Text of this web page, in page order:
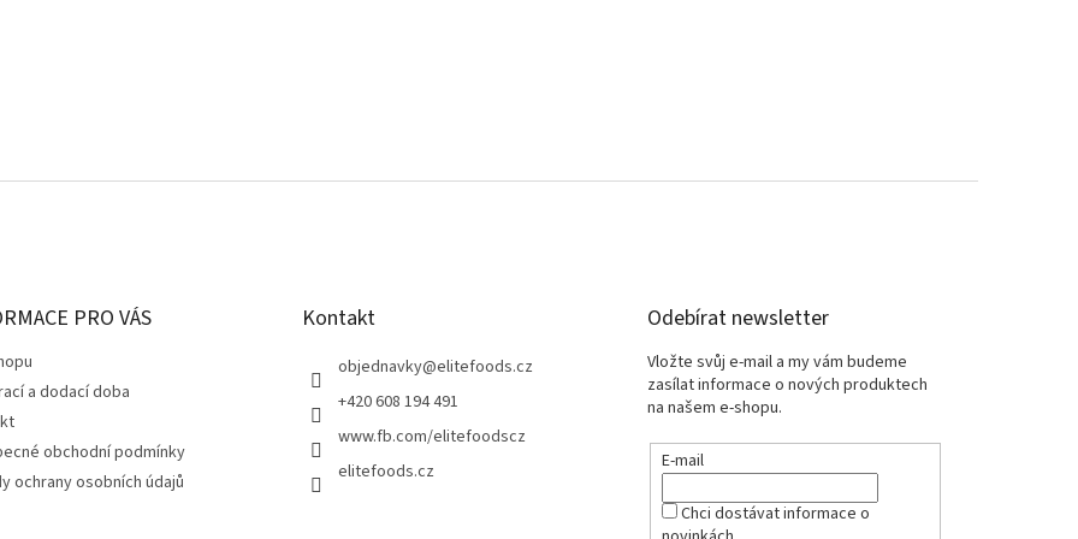
PRO VÁS
a dodací doba
obchodní podmínky
ochrany osobních údajů
Kontakt
objednavky@elitefoods.cz
+420 608 194 491
www.fb.com/elitefoodscz
elitefoods.cz
Odebírat newsletter
Vložte svůj e-mail a my vám budeme
zasílat informace o nových produktech
na našem e-shopu.
E-mail
Chci dostávat informace o